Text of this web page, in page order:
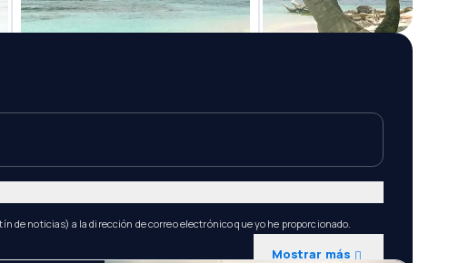
de noticias) a la dirección de correo electrónico que yo he proporcionado.
Mostrar más